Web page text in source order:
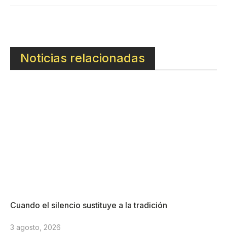
Noticias relacionadas
Cuando el silencio sustituye a la tradición
3 agosto, 2026